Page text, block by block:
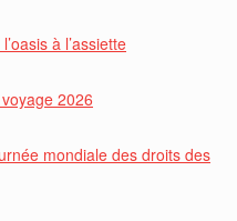
à l’assiette
2026
mondiale des droits des